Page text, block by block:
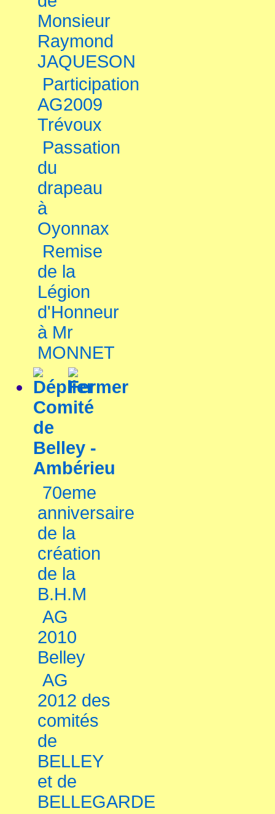
Monsieur
Raymond
JAQUESON
Participation
AG2009
Trévoux
Passation
du
drapeau
à
Oyonnax
Remise
de la
Légion
d'Honneur
à Mr
MONNET
Comité
de
Belley -
Ambérieu
70eme
anniversaire
de la
création
de la
B.H.M
AG
2010
Belley
AG
2012 des
comités
de
BELLEY
et de
BELLEGARDE